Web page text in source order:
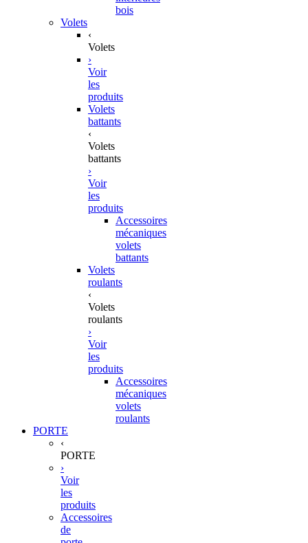
bois
Volets
‹
Volets
›
Voir
les
produits
Volets
battants
‹
Volets
battants
›
Voir
les
produits
Accessoires
mécaniques
volets
battants
Volets
roulants
‹
Volets
roulants
›
Voir
les
produits
Accessoires
mécaniques
volets
roulants
PORTE
‹
PORTE
›
Voir
les
produits
Accessoires
de